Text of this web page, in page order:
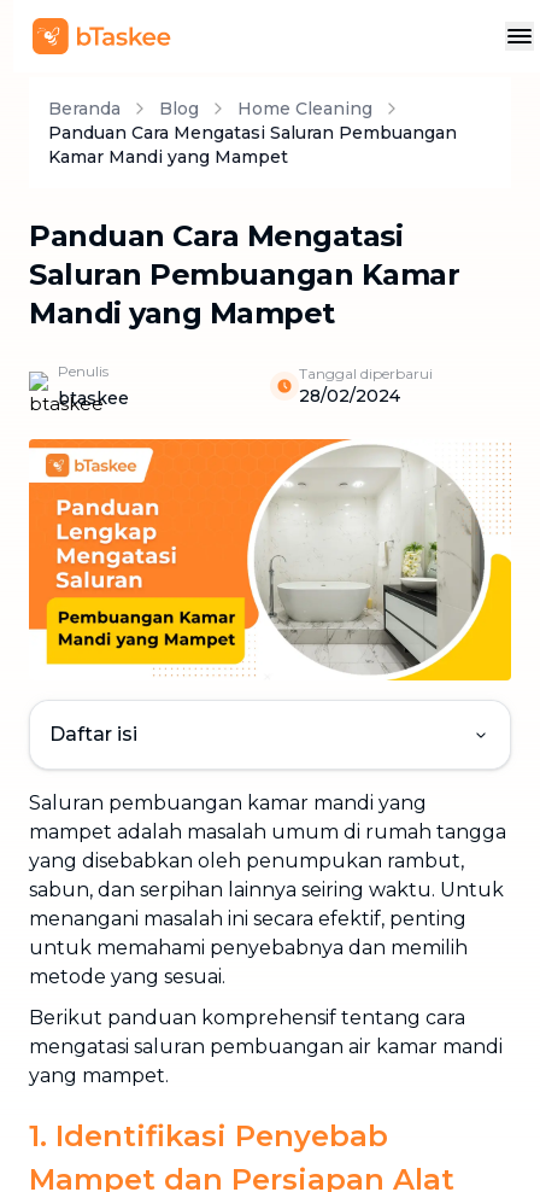
Beranda Blog
Home Cleaning
Panduan Cara Mengatasi Saluran Pembuangan
Kamar Mandi yang Mampet
Panduan Cara Mengatasi
Saluran Pembuangan Kamar
Mandi yang Mampet
Penulis
btaskee
Tanggal diperbarui
28/02/2024
Daftar isi
Saluran pembuangan kamar mandi yang
mampet adalah masalah umum di rumah tangga
yang disebabkan oleh penumpukan rambut,
sabun, dan serpihan lainnya seiring waktu. Untuk
menangani masalah ini secara efektif, penting
untuk memahami penyebabnya dan memilih
metode yang sesuai.
Berikut panduan komprehensif tentang cara
mengatasi saluran pembuangan air kamar mandi
yang mampet.
1. Identifikasi Penyebab
Mampet dan Persiapan Alat